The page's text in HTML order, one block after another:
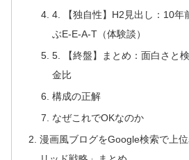
4. 【独自性】H2見出し：10年
ぶE-E-A-T（体験談）
5. 【終盤】まとめ：面白さと
金比
構成の正解
なぜこれでOKなのか
漫画風ブログをGoogle検索で上